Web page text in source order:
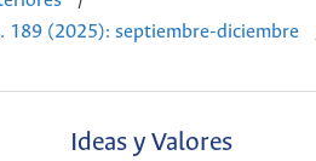
189 (2025): septiembre-diciembre
Ideas y Valores